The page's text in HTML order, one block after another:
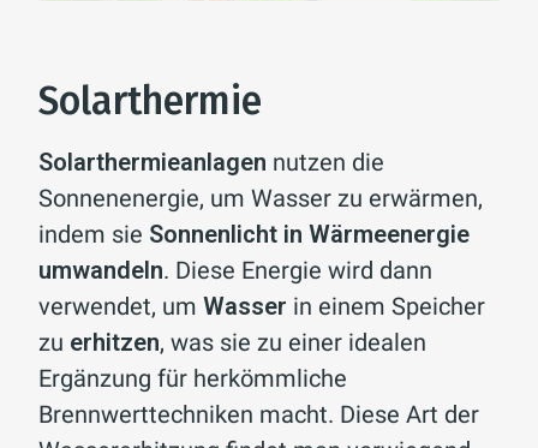
Solarthermie
Solarthermieanlagen nutzen die
Sonnenenergie, um Wasser zu erwärmen,
indem sie Sonnenlicht in Wärmeenergie
umwandeln. Diese Energie wird dann
verwendet, um Wasser in einem Speicher
zu erhitzen, was sie zu einer idealen
Ergänzung für herkömmliche
Brennwerttechniken macht. Diese Art der